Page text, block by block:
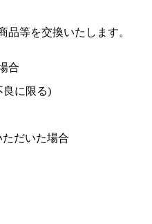
品等を交換いたします。
合
良に限る)
だいた場合